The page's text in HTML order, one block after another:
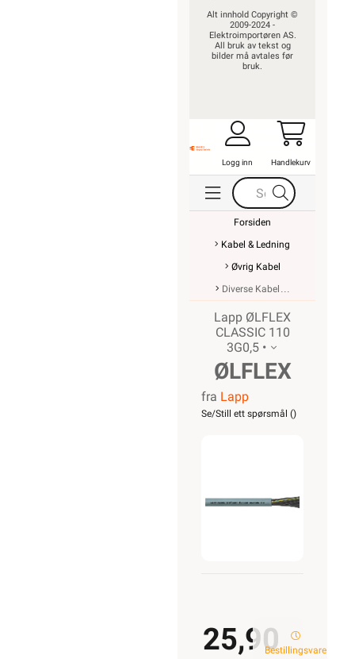
Alt innhold Copyright ©
2009-2024 -
Elektroimportøren AS.
All bruk av tekst og
bilder må avtales før
bruk.
Logg inn Handlekurv
Forsiden
Kabel & Ledning
Øvrig Kabel
Diverse Kabel
Lapp ØLFLEX
CLASSIC 110
3G0,5 •
ØLFLEX
CLASSIC
fra Lapp
Se/Still ett spørsmål ()
25,90Bestillingsvare